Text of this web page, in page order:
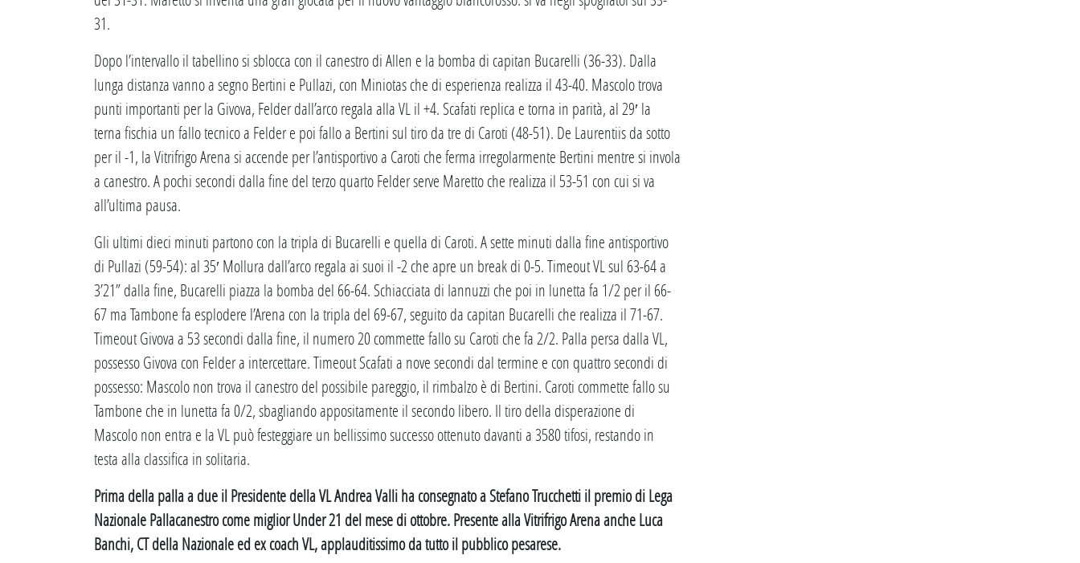
31.
Dopo l’intervallo il tabellino si sblocca con il canestro di Allen e la bomba di capitan Bucarelli (36-33). Dalla
lunga distanza vanno a segno Bertini e Pullazi, con Miniotas che di esperienza realizza il 43-40. Mascolo trova
punti importanti per la Givova, Felder dall’arco regala alla VL il +4. Scafati replica e torna in parità, al 29′ la
terna fischia un fallo tecnico a Felder e poi fallo a Bertini sul tiro da tre di Caroti (48-51). De Laurentiis da sotto
per il -1, la Vitrifrigo Arena si accende per l’antisportivo a Caroti che ferma irregolarmente Bertini mentre si invola
a canestro. A pochi secondi dalla fine del terzo quarto Felder serve Maretto che realizza il 53-51 con cui si va
all’ultima pausa.
Gli ultimi dieci minuti partono con la tripla di Bucarelli e quella di Caroti. A sette minuti dalla fine antisportivo
di Pullazi (59-54): al 35′ Mollura dall’arco regala ai suoi il -2 che apre un break di 0-5. Timeout VL sul 63-64 a
3’21” dalla fine, Bucarelli piazza la bomba del 66-64. Schiacciata di Iannuzzi che poi in lunetta fa 1/2 per il 66-
67 ma Tambone fa esplodere l’Arena con la tripla del 69-67, seguito da capitan Bucarelli che realizza il 71-67.
Timeout Givova a 53 secondi dalla fine, il numero 20 commette fallo su Caroti che fa 2/2. Palla persa dalla VL,
possesso Givova con Felder a intercettare. Timeout Scafati a nove secondi dal termine e con quattro secondi di
possesso: Mascolo non trova il canestro del possibile pareggio, il rimbalzo è di Bertini. Caroti commette fallo su
Tambone che in lunetta fa 0/2, sbagliando appositamente il secondo libero. Il tiro della disperazione di
Mascolo non entra e la VL può festeggiare un bellissimo successo ottenuto davanti a 3580 tifosi, restando in
testa alla classifica in solitaria.
Prima della palla a due il Presidente della VL Andrea Valli ha consegnato a Stefano Trucchetti il premio di Lega
Nazionale Pallacanestro come miglior Under 21 del mese di ottobre. Presente alla Vitrifrigo Arena anche Luca
Banchi, CT della Nazionale ed ex coach VL, applauditissimo da tutto il pubblico pesarese.